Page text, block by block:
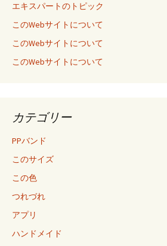
エキスパートのトピック
このWebサイトについて
このWebサイトについて
このWebサイトについて
カテゴリー
PPバンド
このサイズ
この色
つれづれ
アプリ
ハンドメイド